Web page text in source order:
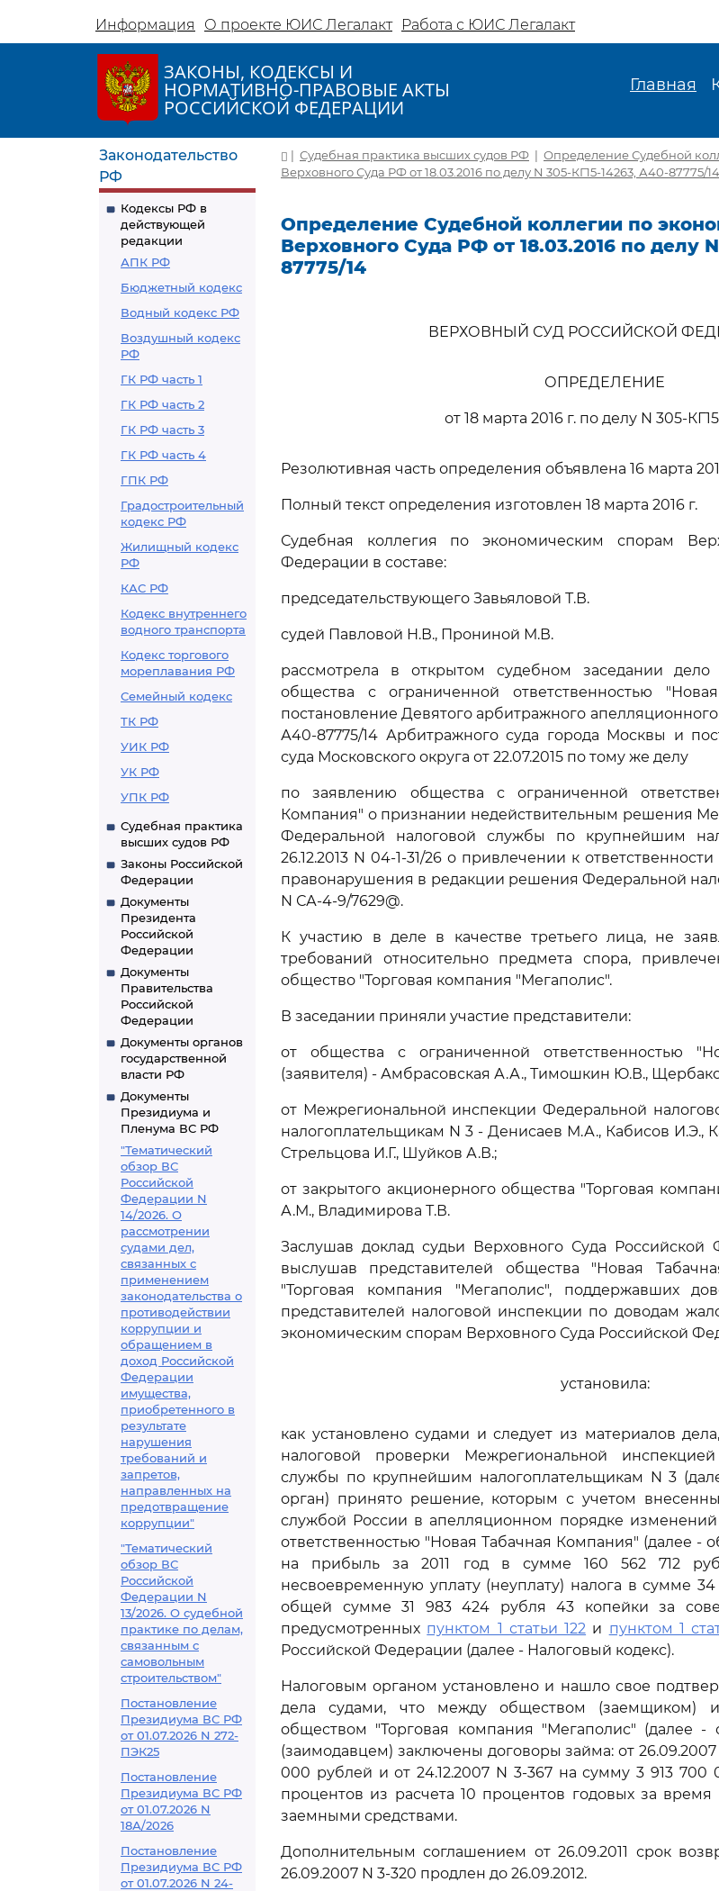
Информация О проекте ЮИС Легалакт Работа с ЮИС Легалакт
ЗАКОНЫ, КОДЕКСЫ И
НОРМАТИВНО-ПРАВОВЫЕ АКТЫ
РОССИЙСКОЙ ФЕДЕРАЦИИ
Главная
Законодательство
РФ
Кодексы РФ в
действующей
редакции
АПК РФ
Бюджетный кодекс
Водный кодекс РФ
Воздушный кодекс
РФ
ГК РФ часть 1
ГК РФ часть 2
ГК РФ часть 3
ГК РФ часть 4
ГПК РФ
Градостроительный
кодекс РФ
Жилищный кодекс
РФ
КАС РФ
Кодекс внутреннего
водного транспорта
Кодекс торгового
мореплавания РФ
Семейный кодекс
ТК РФ
УИК РФ
УК РФ
УПК РФ
Судебная практика
высших судов РФ
Законы Российской
Федерации
Документы
Президента
Российской
Федерации
Документы
Правительства
Российской
Федерации
Документы органов
государственной
власти РФ
Документы
Президиума и
Пленума ВС РФ
"Тематический
обзор ВС
Российской
Федерации N
14/2026. О
рассмотрении
судами дел,
связанных с
применением
законодательства о
противодействии
коррупции и
обращением в
доход Российской
Федерации
имущества,
приобретенного в
результате
нарушения
требований и
запретов,
направленных на
предотвращение
коррупции"
"Тематический
обзор ВС
Российской
Федерации N
13/2026. О судебной
практике по делам,
связанным с
самовольным
строительством"
Постановление
Президиума ВС РФ
от 01.07.2026 N 272-
ПЭК25
Постановление
Президиума ВС РФ
от 01.07.2026 N
18А/2026
Постановление
Президиума ВС РФ
от 01.07.2026 N 24-
| Судебная практика высших судов РФ | Определение Судебной
Верховного Суда РФ от 18.03.2016 по делу N 305-КГ15-14263, А40-87775/14
Определение Судебной коллегии по
Верховного Суда РФ от 18.03.2016 по делу
87775/14
ВЕРХОВНЫЙ СУД РОССИЙСКОЙ
ОПРЕДЕЛЕНИЕ
от 18 марта 2016 г. по делу N 305-
Резолютивная часть определения объявлена 16 марта
Полный текст определения изготовлен 18 марта 2016 г.
Судебная коллегия по экономическим спорам
Федерации в составе:
председательствующего Завьяловой Т.В.
судей Павловой Н.В., Прониной М.В.
рассмотрела в открытом судебном заседании
общества с ограниченной ответственностью
постановление Девятого арбитражного апелляционного
А40-87775/14 Арбитражного суда города Москвы и
суда Московского округа от 22.07.2015 по тому же делу
по заявлению общества с ограниченной
Компания" о признании недействительным решения
Федеральной налоговой службы по крупнейшим
26.12.2013 N 04-1-31/26 о привлечении к
правонарушения в редакции решения Федеральной
N СА-4-9/7629@.
К участию в деле в качестве третьего лица, не
требований относительно предмета спора,
общество "Торговая компания "Мегаполис".
В заседании приняли участие представители:
от общества с ограниченной ответственностью
(заявителя) - Амбрасовская А.А., Тимошкин Ю.В.,
от Межрегиональной инспекции Федеральной
налогоплательщикам N 3 - Денисаев М.А., Кабисов И.Э.,
Стрельцова И.Г., Шуйков А.В.;
от закрытого акционерного общества "Торговая
А.М., Владимирова Т.В.
Заслушав доклад судьи Верховного Суда
выслушав представителей общества "Новая
"Торговая компания "Мегаполис", поддержавших
представителей налоговой инспекции по доводам
экономическим спорам Верховного Суда Российской
установила:
как установлено судами и следует из материалов
налоговой проверки Межрегиональной
службы по крупнейшим налогоплательщикам N 3
орган) принято решение, которым с учетом
службой России в апелляционном порядке
ответственностью "Новая Табачная Компания" (далее -
на прибыль за 2011 год в сумме 160 562 712
несвоевременную уплату (неуплату) налога в сумме
общей сумме 31 983 424 рубля 43 копейки за
предусмотренных пунктом 1 статьи 122 и пунктом 1
Российской Федерации (далее - Налоговый кодекс).
Налоговым органом установлено и нашло свое
дела судами, что между обществом (заемщиком)
обществом "Торговая компания "Мегаполис" (далее -
(заимодавцем) заключены договоры займа: от
000 рублей и от 24.12.2007 N 3-367 на сумму 3 913
процентов из расчета 10 процентов годовых за время
заемными средствами.
Дополнительным соглашением от 26.09.2011 срок
26.09.2007 N 3-320 продлен до 26.09.2012.